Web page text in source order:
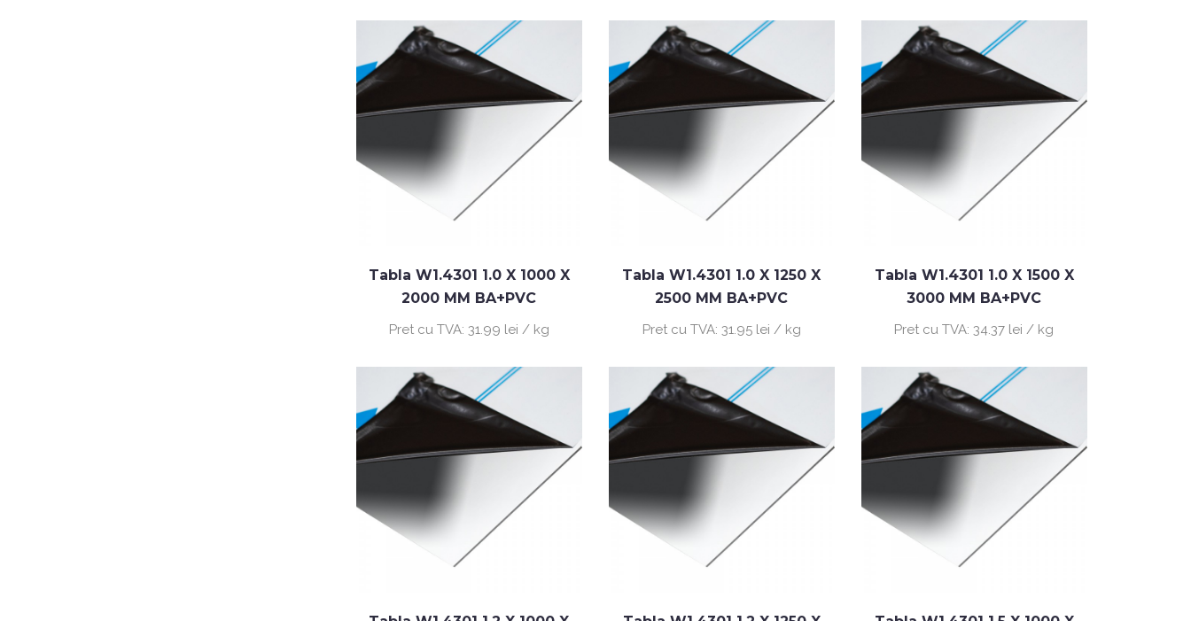
Tabla W1.4301 1.0 X 1000 X
2000 MM BA+PVC
Pret cu TVA: 31.99 lei / kg
Tabla W1.4301 1.0 X 1250 X
2500 MM BA+PVC
Pret cu TVA: 31.95 lei / kg
Tabla W1.4301 1.0 X 1500 X
3000 MM BA+PVC
Pret cu TVA: 34.37 lei / kg